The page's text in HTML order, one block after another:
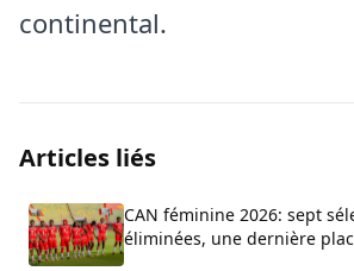
continental.
Articles liés
CAN féminine 2026: sept
éliminées, une dernière